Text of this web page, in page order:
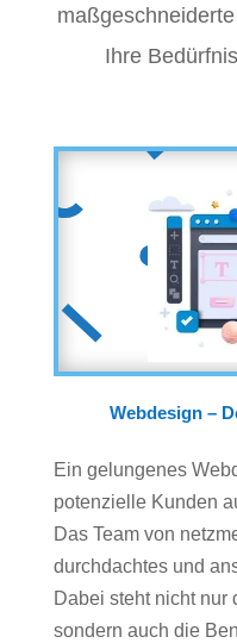
Ihre
Webdesign –
Ein gelungenes
potenzielle Kunden
Das Team von
durchdachtes und
Dabei steht nicht nur
sondern auch die